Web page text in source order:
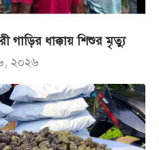
গাড়ির ধাক্কায় শিশুর মৃত্যু
২০২৬